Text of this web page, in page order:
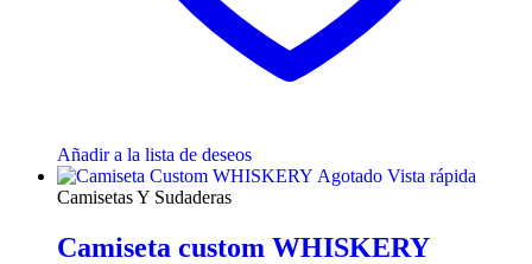
Añadir a la lista de deseos
Agotado Vista rápida
Camisetas Y Sudaderas
Camiseta custom WHISKERY